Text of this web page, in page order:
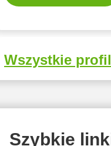
Wszystkie
Szybkie